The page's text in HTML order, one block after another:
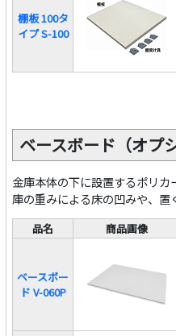
棚板 100タ
イプ S-100
ベースボード（オプ
金庫本体の下に設置するポリ
庫の重みによる床の凹みや、置
品名 商品画像
ベースボー
ド V-060P